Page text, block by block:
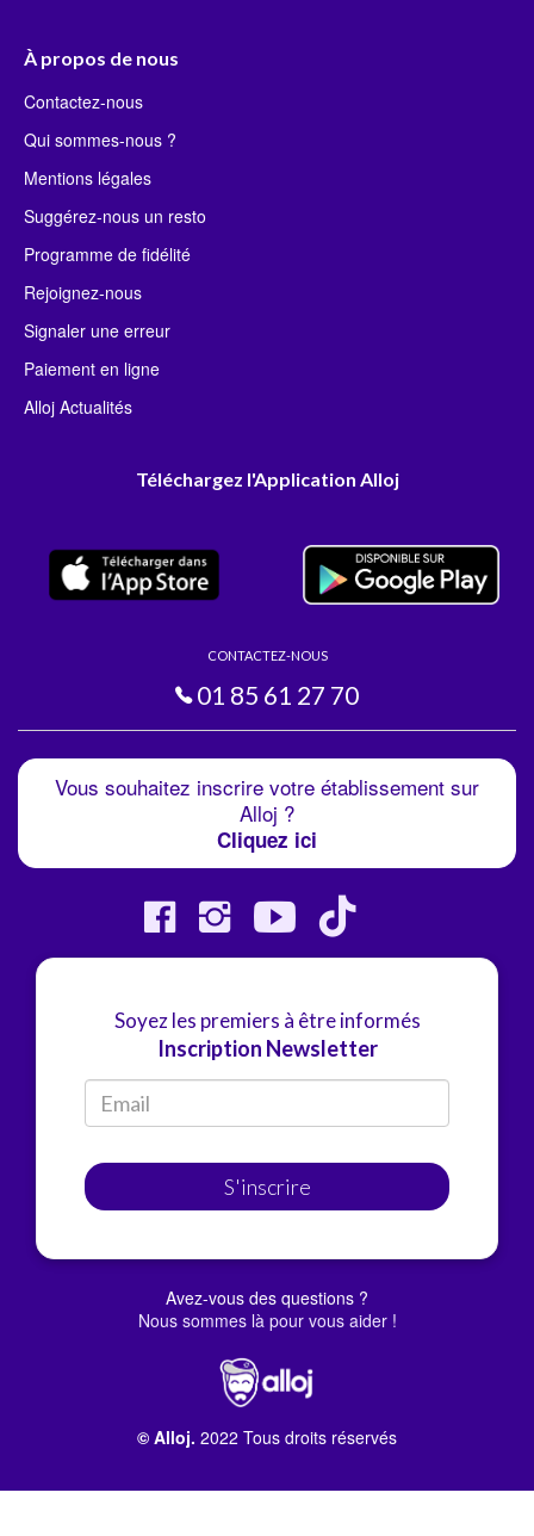
À propos de nous
Contactez-nous
Qui sommes-nous ?
Mentions légales
Suggérez-nous un resto
Programme de fidélité
Rejoignez-nous
Signaler une erreur
Paiement en ligne
Alloj Actualités
Téléchargez l'Application Alloj
CONTACTEZ-NOUS
01 85 61 27 70
Vous souhaitez inscrire votre établissement sur
Alloj ?
Cliquez ici
Soyez les premiers à être informés
Inscription Newsletter
S'inscrire
Avez-vous des questions ?
Nous sommes là pour vous aider !
© Alloj. 2022 Tous droits réservés